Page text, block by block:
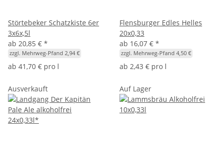
Störtebeker Schatzkiste 6er
3x6x,5l
ab 20,85 € *
zzgl. Mehrweg-Pfand 2,94 €
ab 41,70 € pro l
Flensburger Edles Helles
20x0,33
ab 16,07 € *
zzgl. Mehrweg-Pfand 4,50 €
ab 2,43 € pro l
Ausverkauft Auf Lager